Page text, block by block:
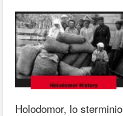
Holodomor, lo sterminio